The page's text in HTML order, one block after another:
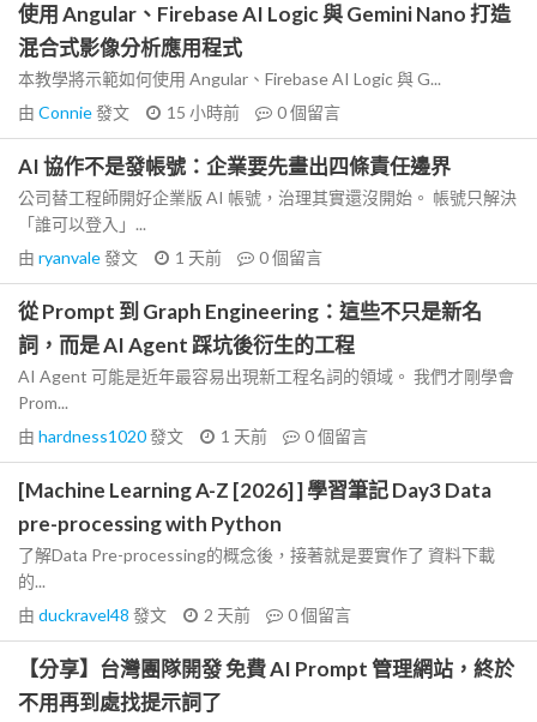
使用 Angular、Firebase AI Logic 與 Gemini Nano 打造
混合式影像分析應用程式
本教學將示範如何使用 Angular、Firebase AI Logic 與 G...
由 Connie發文 15 小時前 0個留言
AI 協作不是發帳號：企業要先畫出四條責任邊界
公司替工程師開好企業版 AI 帳號，治理其實還沒開始。 帳號只解決
「誰可以登入」...
由 ryanvale發文 1 天前 0個留言
從 Prompt 到 Graph Engineering：這些不只是新名
詞，而是 AI Agent 踩坑後衍生的工程
AI Agent 可能是近年最容易出現新工程名詞的領域。 我們才剛學會
Prom...
由 hardness1020發文 1 天前 0個留言
[Machine Learning A-Z [2026] ] 學習筆記 Day3 Data
pre-processing with Python
了解Data Pre-processing的概念後，接著就是要實作了 資料下載
的...
由 duckravel48 發文 2 天前 0個留言
【分享】台灣團隊開發 免費 AI Prompt 管理網站，終於
不用再到處找提示詞了